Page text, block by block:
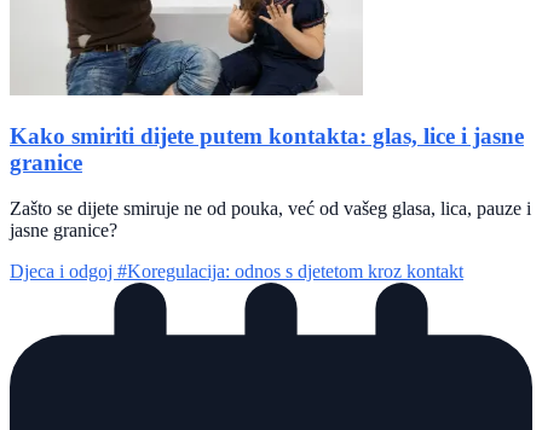
Kako smiriti dijete putem kontakta: glas, lice i jasne
granice
Zašto se dijete smiruje ne od pouka, već od vašeg glasa, lica, pauze i
jasne granice?
Djeca i odgoj #Koregulacija: odnos s djetetom kroz kontakt